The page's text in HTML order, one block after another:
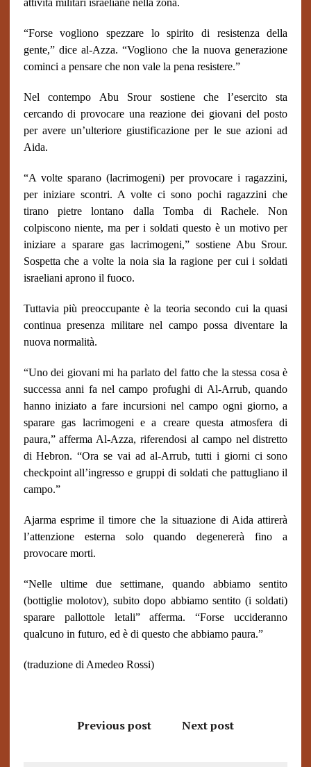
attività militari israeliane nella zona.
“Forse vogliono spezzare lo spirito di resistenza della
gente,” dice al-Azza. “Vogliono che la nuova generazione
cominci a pensare che non vale la pena resistere.”
Nel contempo Abu Srour sostiene che l’esercito sta
cercando di provocare una reazione dei giovani del posto
per avere un’ulteriore giustificazione per le sue azioni ad
Aida.
“A volte sparano (lacrimogeni) per provocare i ragazzini,
per iniziare scontri. A volte ci sono pochi ragazzini che
tirano pietre lontano dalla Tomba di Rachele. Non
colpiscono niente, ma per i soldati questo è un motivo per
iniziare a sparare gas lacrimogeni,” sostiene Abu Srour.
Sospetta che a volte la noia sia la ragione per cui i soldati
israeliani aprono il fuoco.
Tuttavia più preoccupante è la teoria secondo cui la quasi
continua presenza militare nel campo possa diventare la
nuova normalità.
“Uno dei giovani mi ha parlato del fatto che la stessa cosa è
successa anni fa nel campo profughi di Al-Arrub, quando
hanno iniziato a fare incursioni nel campo ogni giorno, a
sparare gas lacrimogeni e a creare questa atmosfera di
paura,” afferma Al-Azza, riferendosi al campo nel distretto
di Hebron. “Ora se vai ad al-Arrub, tutti i giorni ci sono
checkpoint all’ingresso e gruppi di soldati che pattugliano il
campo.”
Ajarma esprime il timore che la situazione di Aida attirerà
l’attenzione esterna solo quando degenererà fino a
provocare morti.
“Nelle ultime due settimane, quando abbiamo sentito
(bottiglie molotov), subito dopo abbiamo sentito (i soldati)
sparare pallottole letali” afferma. “Forse uccideranno
qualcuno in futuro, ed è di questo che abbiamo paura.”
(traduzione di Amedeo Rossi)
Previous post Next post